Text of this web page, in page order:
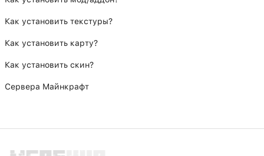
Как установить текстуры?
Как установить карту?
Как установить скин?
Сервера Майнкрафт